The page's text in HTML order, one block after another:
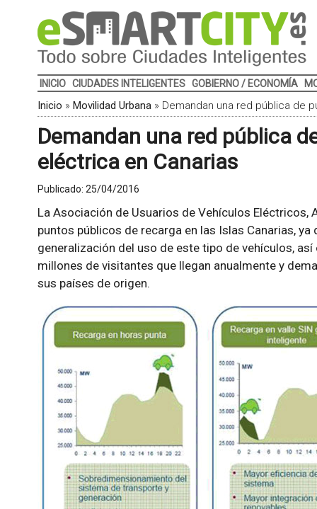
INICIO CIUDADES INTELIGENTES GOBIERNO / ECONOMÍA
Inicio » Movilidad Urbana» Demandan una red pública de
Demandan una red pública
eléctrica en Canarias
Publicado: 25/04/2016
La Asociación de Usuarios de Vehículos Eléctricos,
puntos públicos de recarga en las Islas Canarias,
generalización del uso de este tipo de vehículos,
millones de visitantes que llegan anualmente y
sus países de origen.